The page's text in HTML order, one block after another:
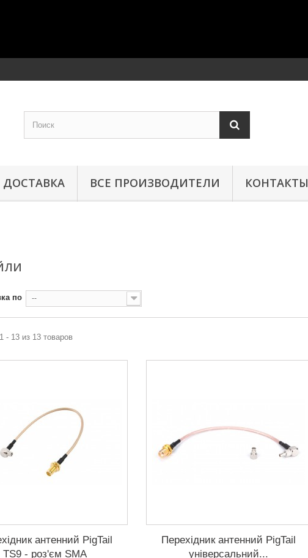
ДОСТАВКА ВСЕ ПРОИЗВОДИТЕЛИ КОНТАКТЫ
по --
- 13 из 13 товаров
антенний PigTail
TS9 - роз'єм SMA
Перехідник антенний PigTail
універсальний...